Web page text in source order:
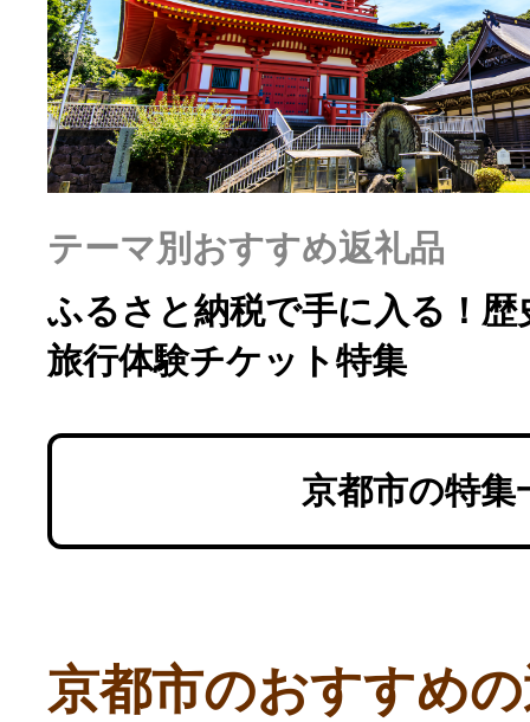
ふるさと納税の基礎知識
10秒ぴったり診断
はじめるバイブルとは
よくあるご質問
テーマ別おすすめ返礼品
ふるさと納税で手に入る！歴
旅行体験チケット特集
京都市の特集
京都市のおすすめ